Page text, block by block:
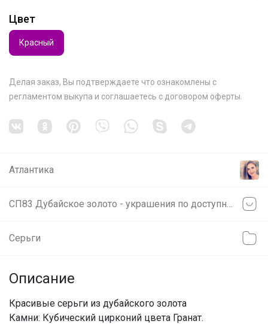
Цвет
Красный
Делая заказ, Вы подтверждаете что ознакомлены с
регламентом выкупа и соглашаетесь с договором оферты
Атлантика
Серьги
Описание
Красивые серьги из дубайского золота
Камни: Кубический цирконий цвета Гранат.